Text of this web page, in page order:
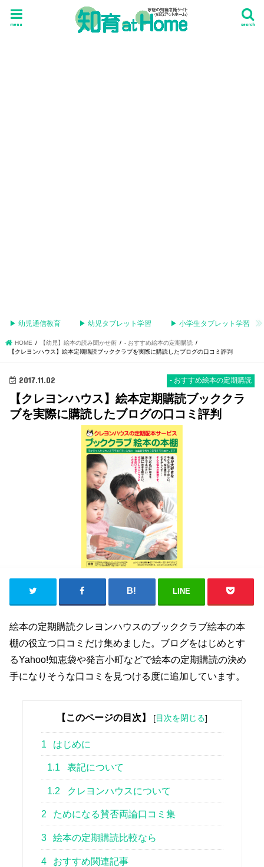
search
menu
▶︎ 幼児通信教育 ▶︎ 幼児タブレット学習 ▶︎ 小学生タブレット学習
HOME 【幼児】絵本の読み聞かせ術
- おすすめ絵本の定期購読
【クレヨンハウス】絵本定期購読ブッククラブを実際に購読したブログの口コミ評判
- おすすめ絵本の定期購読
2017.11.02
【クレヨンハウス】絵本定期購読ブッククラ
ブを実際に購読したブログの口コミ評判
LINE
絵本の定期購読クレヨンハウスのブッククラブ絵本の本
棚の役立つ口コミだけ集めました。ブログをはじめとす
るYahoo!知恵袋や発言小町などで絵本の定期購読の決め
手になりそうな口コミを見つける度に追加しています。
【このページの目次】 [目次を閉じる]
1 はじめに
1.1 表記について
1.2 クレヨンハウスについて
2 ためになる賛否両論口コミ集
3 絵本の定期購読比較なら
4 おすすめ関連記事